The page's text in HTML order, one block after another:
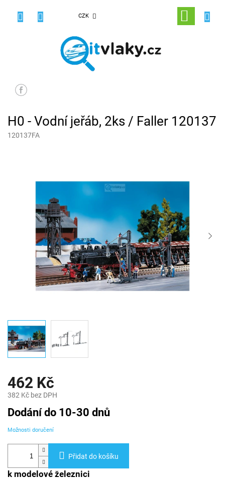
CZK
NÁKUPNÍ
KOŠÍK
H0 - Vodní jeřáb, 2ks / Faller 120137
120137FA
462 Kč
382 Kč bez DPH
Měrná
cena:
Dodání do 10-30 dnů
Možnosti doručení
Přidat do košíku
k modelové železnici